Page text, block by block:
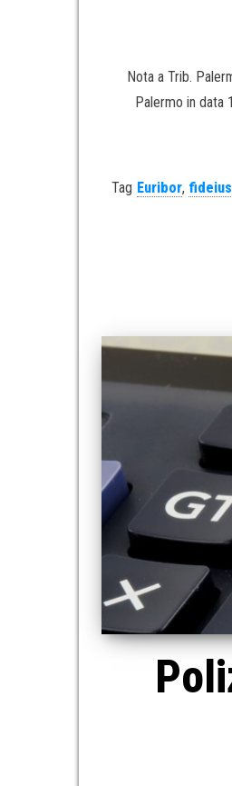
Nota a Trib.
Palermo in data
Tag Euribor,